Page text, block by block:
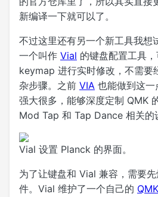
新编译一下就可以了。
不过这里还有另一个新工具我想
一个叫作 Vial 的键盘配置工具
keymap 进行实时修改，不需要
杂步骤。之前 VIA 也能做到这
强大很多，能够深度定制 QMK
Mod Tap 和 Tap Dance 相关的
Vial 设置 Planck 的界面。
为了让键盘和 Vial 兼容，需要
件。Vial 维护了一个自己的